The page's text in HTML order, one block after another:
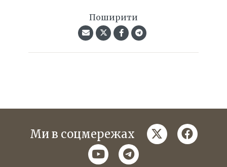
Поширити
Ми в соцмережах twitter
youtubetelegram